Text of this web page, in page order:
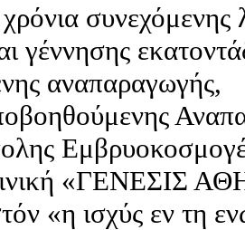
συνεχόμενης
γέννησης
αναπαραγωγής,
«ΓΕΝΕΣΙΣ
«η ισχύς εν τη